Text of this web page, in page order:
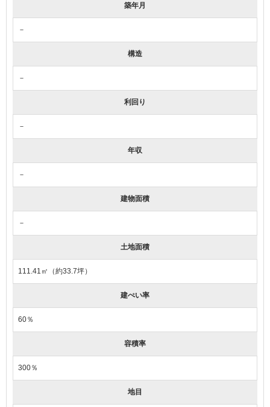
築年月
－
構造
－
利回り
－
年収
－
建物面積
－
土地面積
111.41㎡（約33.7坪）
建ぺい率
60％
容積率
300％
地目